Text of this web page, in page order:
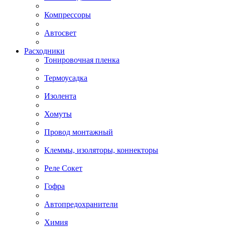
Компрессоры
Автосвет
Расходники
Тонировочная пленка
Термоусадка
Изолента
Хомуты
Провод монтажный
Клеммы, изоляторы, коннекторы
Реле Сокет
Гофра
Автопредохранители
Химия